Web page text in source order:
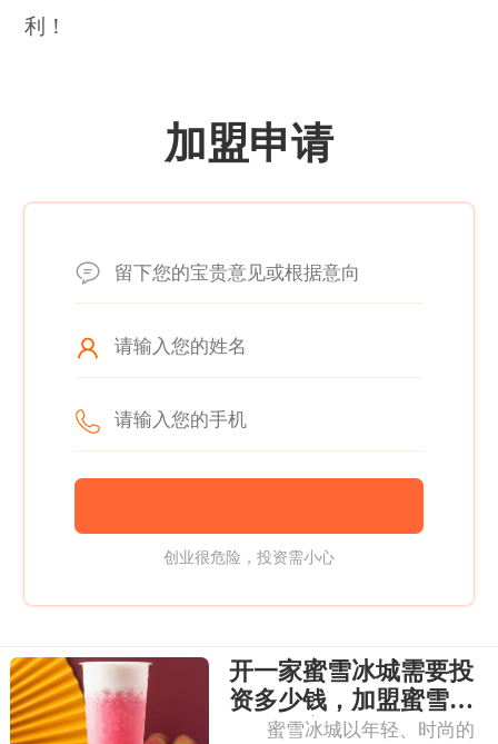
利！
加盟申请
创业很危险，投资需小心
开一家蜜雪冰城需要投
资多少钱，加盟蜜雪冰
城成本高吗
蜜雪冰城以年轻、时尚的